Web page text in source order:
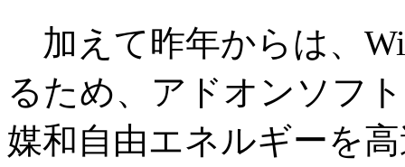
加えて昨年からは、
るため、アドオンソフ
媒和自由エネルギーを